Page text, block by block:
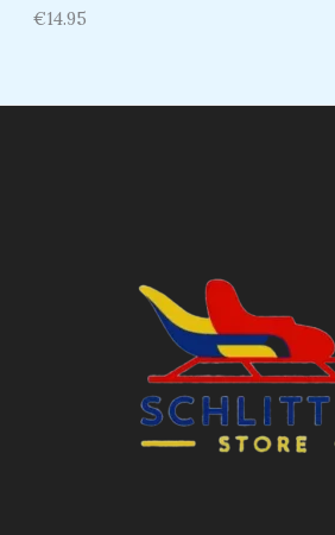
€14.95